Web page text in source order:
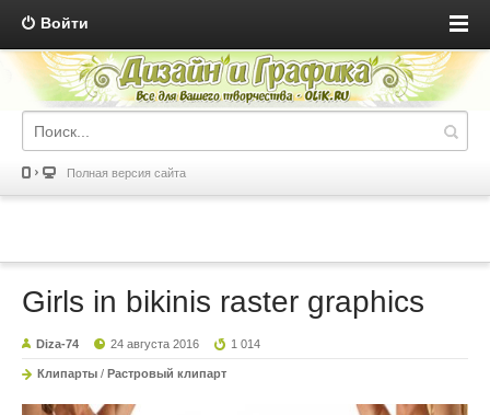
Войти
Полная версия сайта
Girls in bikinis raster graphics
Diza-74 24 августа 2016 1 014
Клипарты / Растровый клипарт